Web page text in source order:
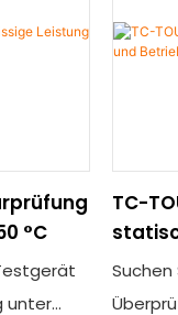
°C
unter
TC-
Suchen